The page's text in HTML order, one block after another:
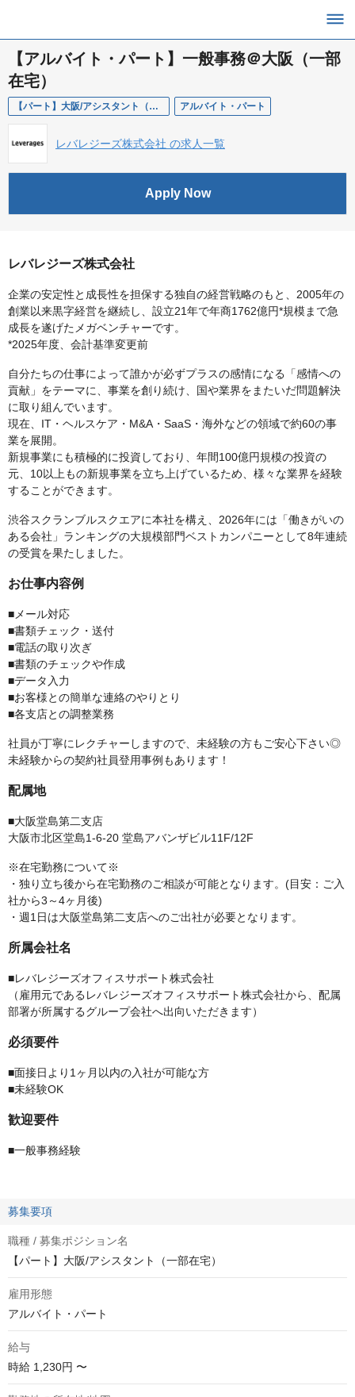
【アルバイト・パート】一般事務＠大阪（一部
在宅）
【パート】大阪/アシスタント（一部在宅） アルバイト・パート
レバレジーズ株式会社 の求人一覧
Apply Now
レバレジーズ株式会社
企業の安定性と成長性を担保する独自の経営戦略のもと、2005年の
創業以来黒字経営を継続し、設立21年で年商1762億円*規模まで急
成長を遂げたメガベンチャーです。
*2025年度、会計基準変更前
自分たちの仕事によって誰かが必ずプラスの感情になる「感情への
貢献」をテーマに、事業を創り続け、国や業界をまたいだ問題解決
に取り組んでいます。
現在、IT・ヘルスケア・M&A・SaaS・海外などの領域で約60の事
業を展開。
新規事業にも積極的に投資しており、年間100億円規模の投資の
元、10以上もの新規事業を立ち上げているため、様々な業界を経験
することができます。
渋谷スクランブルスクエアに本社を構え、2026年には「働きがいの
ある会社」ランキングの大規模部門ベストカンパニーとして8年連続
の受賞を果たしました。
お仕事内容例
■メール対応
■書類チェック・送付
■電話の取り次ぎ
■書類のチェックや作成
■データ入力
■お客様との簡単な連絡のやりとり
■各支店との調整業務
社員が丁寧にレクチャーしますので、未経験の方もご安心下さい◎
未経験からの契約社員登用事例もあります！
配属地
■大阪堂島第二支店
大阪市北区堂島1-6-20 堂島アバンザビル11F/12F
※在宅勤務について※
・独り立ち後から在宅勤務のご相談が可能となります。(目安：ご入
社から3～4ヶ月後)
・週1日は大阪堂島第二支店へのご出社が必要となります。
所属会社名
■レバレジーズオフィスサポート株式会社
（雇用元であるレバレジーズオフィスサポート株式会社から、配属
部署が所属するグループ会社へ出向いただきます）
必須要件
■面接日より1ヶ月以内の入社が可能な方
■未経験OK
歓迎要件
■一般事務経験
募集要項
職種 / 募集ポジション名
【パート】大阪/アシスタント（一部在宅）
雇用形態
アルバイト・パート
給与
時給 1,230円 〜